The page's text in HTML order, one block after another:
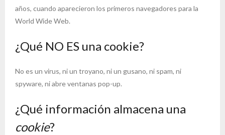
años, cuando aparecieron los primeros navegadores para la
World Wide Web.
¿Qué NO ES una cookie?
No es un virus, ni un troyano, ni un gusano, ni spam, ni
spyware, ni abre ventanas pop-up.
¿Qué información almacena una
cookie?